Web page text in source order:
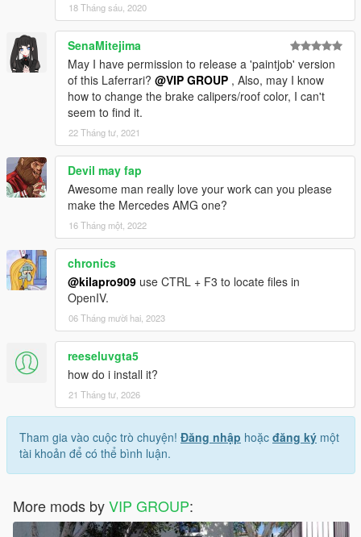
18 Tháng sáu, 2020
SenaMitejima
May I have permission to release a 'paintjob' version
of this Laferrari? @VIP GROUP , Also, may I know
how to change the brake calipers/roof color, I can't
seem to find it.
22 Tháng tư, 2021
Devil may fap
Awesome man really love your work can you please
make the Mercedes AMG one?
16 Tháng một, 2022
chronics
@kilapro909 use CTRL + F3 to locate files in
OpenIV.
06 Tháng mười hai, 2023
reeseluvgta5
how do i install it?
21 Tháng tư, 2026
Tham gia vào cuộc trò chuyện! Đăng nhập hoặc đăng ký một
tài khoản để có thể bình luận.
More mods byVIP GROUP: